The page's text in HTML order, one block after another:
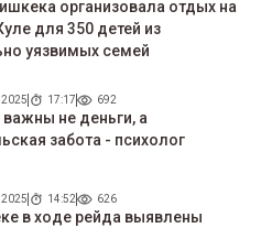
организовала отдых на
для 350 детей из
уязвимых семей
17:17 692
важны не деньги, а
забота - психолог
14:52 626
в ходе рейда выявлены